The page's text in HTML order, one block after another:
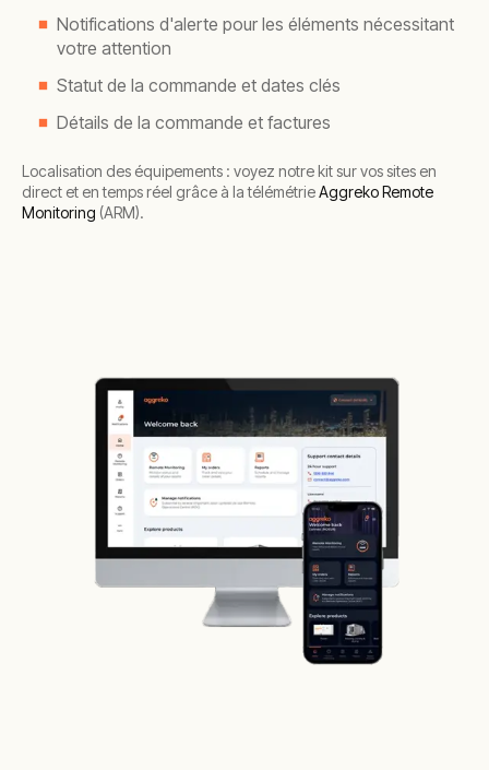
Notifications d'alerte pour les éléments nécessitant
votre attention
Statut de la commande et dates clés
Détails de la commande et factures
Localisation des équipements : voyez notre kit sur vos sites en
direct et en temps réel grâce à la télémétrieAggreko Remote
Monitoring (ARM).